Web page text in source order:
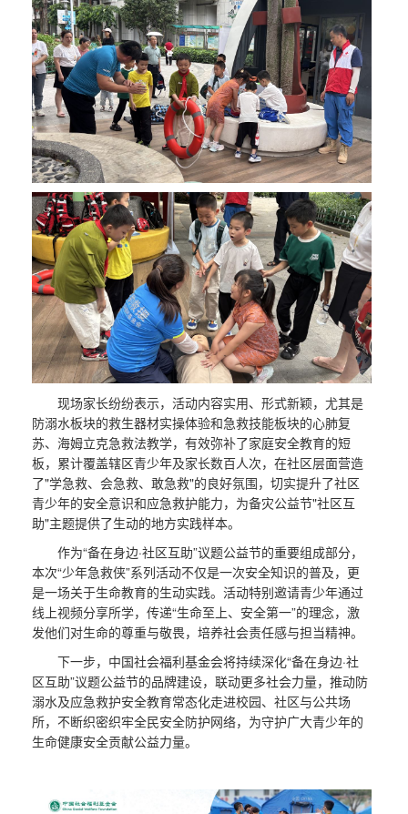
现场家长纷纷表示，活动内容实用、形式新颖，尤其是
防溺水板块的救生器材实操体验和急救技能板块的心肺复
苏、海姆立克急救法教学，有效弥补了家庭安全教育的短
板，累计覆盖辖区青少年及家长数百人次，在社区层面营造
了"学急救、会急救、敢急救"的良好氛围，切实提升了社区
青少年的安全意识和应急救护能力，为备灾公益节"社区互
助"主题提供了生动的地方实践样本。
作为“备在身边·社区互助”议题公益节的重要组成部分，
本次“少年急救侠”系列活动不仅是一次安全知识的普及，更
是一场关于生命教育的生动实践。活动特别邀请青少年通过
线上视频分享所学，传递“生命至上、安全第一”的理念，激
发他们对生命的尊重与敬畏，培养社会责任感与担当精神。
下一步，中国社会福利基金会将持续深化“备在身边·社
区互助”议题公益节的品牌建设，联动更多社会力量，推动防
溺水及应急救护安全教育常态化走进校园、社区与公共场
所，不断织密织牢全民安全防护网络，为守护广大青少年的
生命健康安全贡献公益力量。